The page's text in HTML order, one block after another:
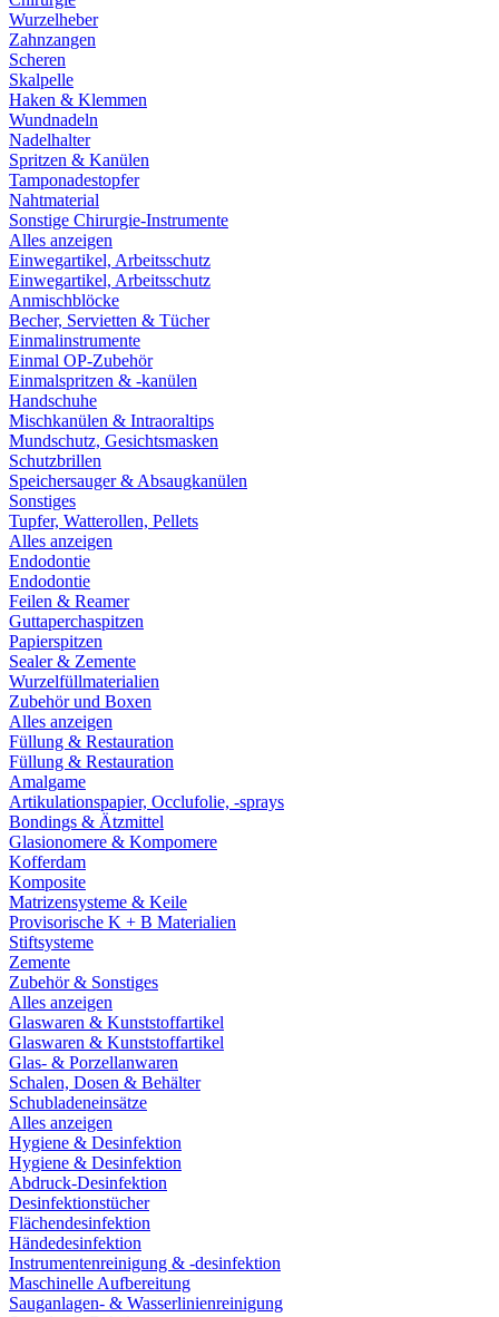
Wurzelheber
Zahnzangen
Scheren
Skalpelle
Haken & Klemmen
Wundnadeln
Nadelhalter
Spritzen & Kanülen
Tamponadestopfer
Nahtmaterial
Sonstige Chirurgie-Instrumente
Alles anzeigen
Einwegartikel, Arbeitsschutz
Einwegartikel, Arbeitsschutz
Anmischblöcke
Becher, Servietten & Tücher
Einmalinstrumente
Einmal OP-Zubehör
Einmalspritzen & -kanülen
Handschuhe
Mischkanülen & Intraoraltips
Mundschutz, Gesichtsmasken
Schutzbrillen
Speichersauger & Absaugkanülen
Sonstiges
Tupfer, Watterollen, Pellets
Alles anzeigen
Endodontie
Endodontie
Feilen & Reamer
Guttaperchaspitzen
Papierspitzen
Sealer & Zemente
Wurzelfüllmaterialien
Zubehör und Boxen
Alles anzeigen
Füllung & Restauration
Füllung & Restauration
Amalgame
Artikulationspapier, Occlufolie, -sprays
Bondings & Ätzmittel
Glasionomere & Kompomere
Kofferdam
Komposite
Matrizensysteme & Keile
Provisorische K + B Materialien
Stiftsysteme
Zemente
Zubehör & Sonstiges
Alles anzeigen
Glaswaren & Kunststoffartikel
Glaswaren & Kunststoffartikel
Glas- & Porzellanwaren
Schalen, Dosen & Behälter
Schubladeneinsätze
Alles anzeigen
Hygiene & Desinfektion
Hygiene & Desinfektion
Abdruck-Desinfektion
Desinfektionstücher
Flächendesinfektion
Händedesinfektion
Instrumentenreinigung & -desinfektion
Maschinelle Aufbereitung
Sauganlagen- & Wasserlinienreinigung